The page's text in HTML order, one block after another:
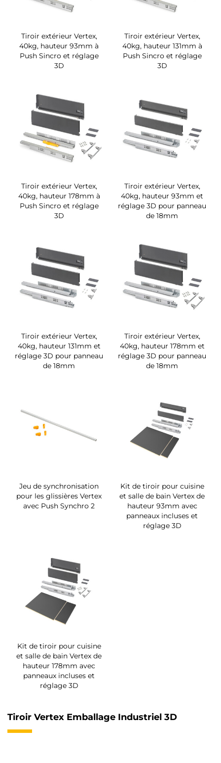
Tiroir extérieur Vertex,
40kg, hauteur 93mm à
Push Sincro et réglage
3D
Tiroir extérieur Vertex,
40kg, hauteur 131mm à
Push Sincro et réglage
3D
Tiroir extérieur Vertex,
40kg, hauteur 178mm à
Push Sincro et réglage
3D
Tiroir extérieur Vertex,
40kg, hauteur 93mm et
réglage 3D pour panneau
de 18mm
Tiroir extérieur Vertex,
40kg, hauteur 131mm et
réglage 3D pour panneau
de 18mm
Tiroir extérieur Vertex,
40kg, hauteur 178mm et
réglage 3D pour panneau
de 18mm
Jeu de synchronisation
pour les glissières Vertex
avec Push Synchro 2
Kit de tiroir pour cuisine
et salle de bain Vertex de
hauteur 93mm avec
panneaux incluses et
réglage 3D
Kit de tiroir pour cuisine
et salle de bain Vertex de
hauteur 178mm avec
panneaux incluses et
réglage 3D
Tiroir Vertex Emballage Industriel 3D